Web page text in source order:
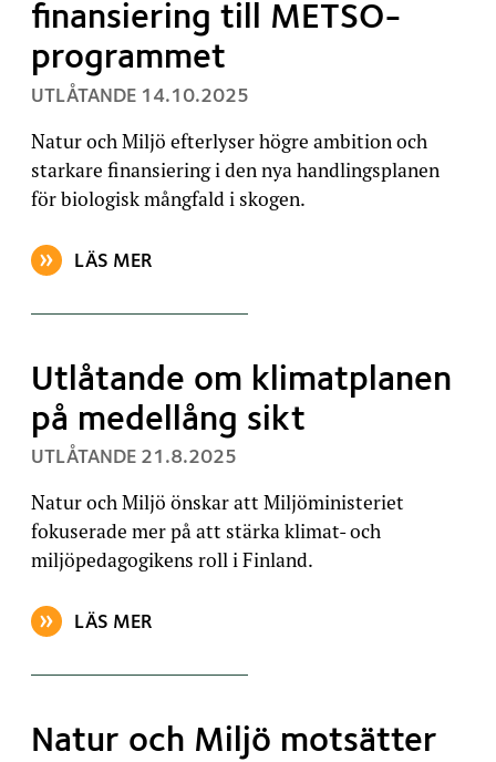
finansiering till METSO-
programmet
UTLÅTANDE , PUBLICERAT:
14.10.2025
Natur och Miljö efterlyser högre ambition och
starkare finansiering i den nya handlingsplanen
för biologisk mångfald i skogen.
LÄS MER
OM ARTIKELN: NATUR OCH MILJÖ KRÄVER MER
Utlåtande om klimatplanen
på medellång sikt
UTLÅTANDE , PUBLICERAT:
21.8.2025
Natur och Miljö önskar att Miljöministeriet
fokuserade mer på att stärka klimat- och
miljöpedagogikens roll i Finland.
LÄS MER
OM ARTIKELN: UTLÅTANDE OM KLIMATPLANEN PÅ
Natur och Miljö motsätter